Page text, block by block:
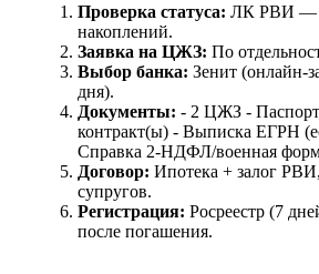
Проверка статуса: ЛК РВИ —
накоплений.
Заявка на ЦЖЗ: По
Выбор банка: Зенит (онлайн-
дня).
Документы: - 2 ЦЖЗ -
контракт(ы) - Выписка ЕГРН
Справка 2-НДФЛ/военная
Договор: Ипотека + залог
супругов.
Регистрация: Росреестр (7
после погашения.